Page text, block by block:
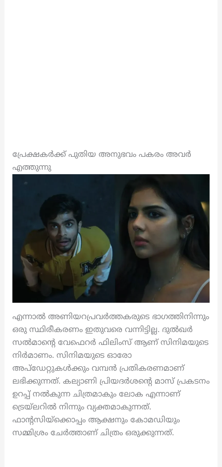
പ്രേക്ഷകർക്ക് പുതിയ അനുഭവം പകരം അവർ
എത്തുന്നു
എന്നാൽ അണിയറപ്രവർത്തകരുടെ ഭാഗത്തിനിന്നും
ഒരു സ്ഥിരീകരണം ഇതുവരെ വന്നിട്ടില്ല. ദുൽഖർ
സൽമാന്റെ വേഫെറർ ഫിലിംസ് ആണ് സിനിമയുടെ
നിർമാണം. സിനിമയുടെ ഓരോ
അപ്ഡേറ്റുകൾക്കും വമ്പൻ പ്രതികരണമാണ്
ലഭിക്കുന്നത്. കല്യാണി പ്രിയദർശന്റെ മാസ് പ്രകടനം
ഉറപ്പ് നൽകുന്ന ചിത്രമാകും ലോക എന്നാണ്
ട്രെയ്ലറിൽ നിന്നും വ്യക്തമാകുന്നത്.
ഫാന്റസിയ്‌ക്കൊപ്പം ആക്ഷനും കോമഡിയും
സമ്മിശ്രം ചേർത്താണ് ചിത്രം ഒരുക്കുന്നത്.